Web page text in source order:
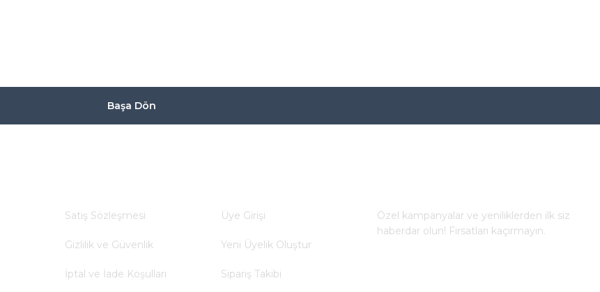
Başa Dön
Satış Sözleşmesi
Gizlilik ve Güvenlik
İptal ve İade Koşulları
Üye Girişi
Yeni Üyelik Oluştur
Sipariş Takibi
Özel kampanyalar ve yeniliklerden ilk siz
haberdar olun! Fırsatları kaçırmayın.